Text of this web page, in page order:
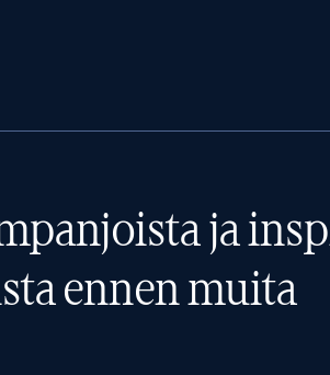
ja
ennen muita